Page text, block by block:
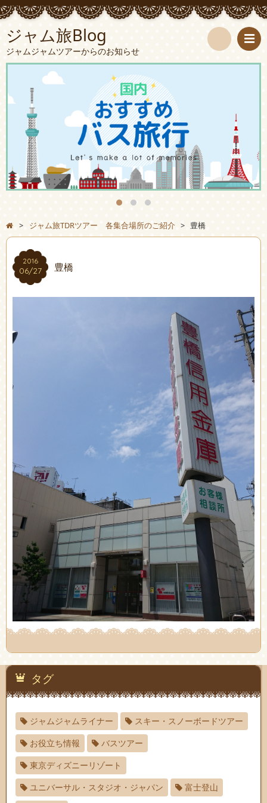
ジャム旅Blog
ジャムジャムツアーからのお知らせ
検
> ジャム旅TDRツアー 各集合場所のご紹介 > 豊橋
2016
06/27 豊橋
タグ
ジャムジャムライナー
スキー・スノーボードツアー
お役立ち情報
バスツアー
東京ディズニーリゾート
ユニバーサル・スタジオ・ジャパン
富士登山